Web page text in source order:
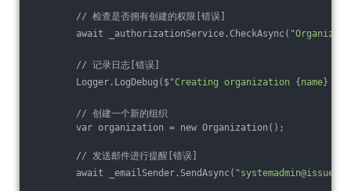
// 检查是否拥有创建的权限[错误]
await _authorizationService.CheckAsync(
// 记录⽇志[错误]
Logger.LogDebug($"Creating organization {name} by
// 创建一个新的组织
var organization = new Organization();
// 发送邮件进行提醒[错误]
await _emailSender.SendAsync(